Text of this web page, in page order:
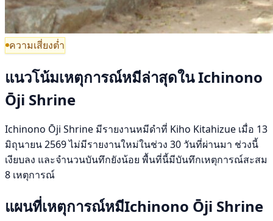
ความเสี่ยงต่ำ
แนวโน้มเหตุการณ์หมีล่าสุดใน Ichinono
Ōji Shrine
Ichinono Ōji Shrine มีรายงานหมีดำที่ Kiho Kitahizue เมื่อ 13
มิถุนายน 2569 ไม่มีรายงานใหม่ในช่วง 30 วันที่ผ่านมา ช่วงนี้
เงียบลง และจำนวนบันทึกยังน้อย พื้นที่นี้มีบันทึกเหตุการณ์สะสม
8 เหตุการณ์
แผนที่เหตุการณ์หมีIchinono Ōji Shrine